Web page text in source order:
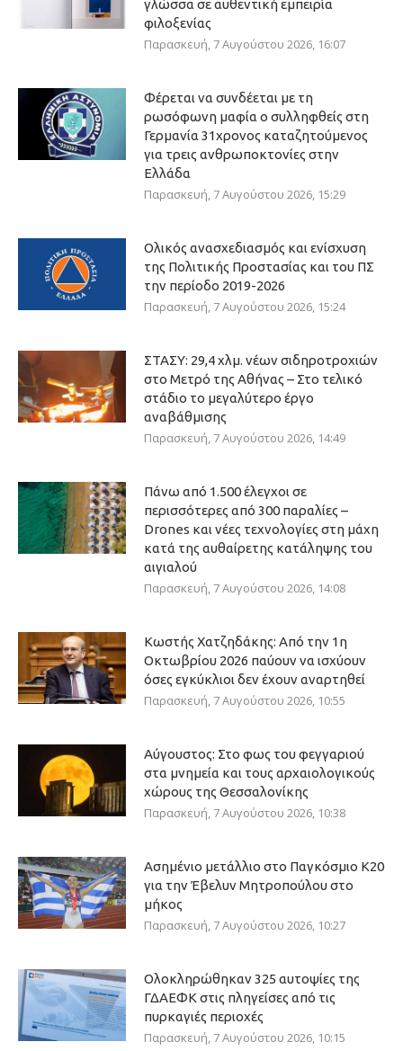
γλώσσα σε αυθεντική εμπειρία
φιλοξενίας
Παρασκευή, 7 Αυγούστου 2026, 16:07
Φέρεται να συνδέεται με τη
ρωσόφωνη μαφία ο συλληφθείς στη
Γερμανία 31χρονος καταζητούμενος
για τρεις ανθρωποκτονίες στην
Ελλάδα
Παρασκευή, 7 Αυγούστου 2026, 15:29
Ολικός ανασχεδιασμός και ενίσχυση
της Πολιτικής Προστασίας και του ΠΣ
την περίοδο 2019-2026
Παρασκευή, 7 Αυγούστου 2026, 15:24
ΣΤΑΣΥ: 29,4 χλμ. νέων σιδηροτροχιών
στο Μετρό της Αθήνας – Στο τελικό
στάδιο το μεγαλύτερο έργο
αναβάθμισης
Παρασκευή, 7 Αυγούστου 2026, 14:49
Πάνω από 1.500 έλεγχοι σε
περισσότερες από 300 παραλίες –
Drones και νέες τεχνολογίες στη μάχη
κατά της αυθαίρετης κατάληψης του
αιγιαλού
Παρασκευή, 7 Αυγούστου 2026, 14:08
Κωστής Χατζηδάκης: Από την 1η
Οκτωβρίου 2026 παύουν να ισχύουν
όσες εγκύκλιοι δεν έχουν αναρτηθεί
Παρασκευή, 7 Αυγούστου 2026, 10:55
Αύγουστος: Στο φως του φεγγαριού
στα μνημεία και τους αρχαιολογικούς
χώρους της Θεσσαλονίκης
Παρασκευή, 7 Αυγούστου 2026, 10:38
Ασημένιο μετάλλιο στο Παγκόσμιο Κ20
για την Έβελυν Μητροπούλου στο
μήκος
Παρασκευή, 7 Αυγούστου 2026, 10:27
Ολοκληρώθηκαν 325 αυτοψίες της
ΓΔΑΕΦΚ στις πληγείσες από τις
πυρκαγιές περιοχές
Παρασκευή, 7 Αυγούστου 2026, 10:15